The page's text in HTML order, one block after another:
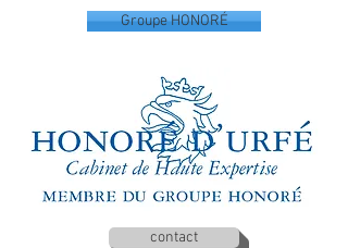
Groupe HONORÉ
contact